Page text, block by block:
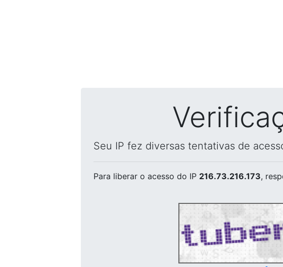
Seu IP fez diversas tentativas de
Para liberar o acesso do IP 216.73.216.173,